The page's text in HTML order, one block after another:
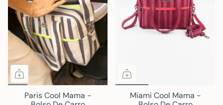
Paris Cool Mama -
Miami Cool Mama -